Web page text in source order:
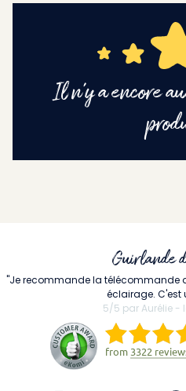
Il n'y a encore
Guirlande
"Je recommande la télécommande
éclairage. C'est
5/5 par Aurélie -
from 3322